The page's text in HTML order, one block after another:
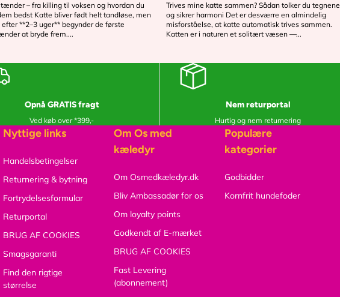
– fra killing til voksen og hvordan du
bedst Katte bliver født helt tandløse, men
**2–3 uger** begynder de første
at bryde frem....
Trives mine katte sammen? Sådan tolker du tegnene
og sikrer harmoni Det er desværre en almindelig
misforståelse, at katte automatisk trives sammen.
Katten er i naturen et solitært væsen —...
Opnå GRATIS fragt
Ved køb over *399,-
Nem returportal
Hurtig og nem returnering
Nyttige links
Handelsbetingelser
Returnering & bytning
Fortrydelsesformular
Returportal
BRUG AF COOKIES
Smagsgaranti
Find den rigtige
størrelse
Om Os med
kæledyr
Om Osmedkæledyr.dk
Bliv Ambassadør for os
Om loyalty points
Godkendt af E-mærket
BRUG AF COOKIES
Fast Levering
(abonnement)
Populære
kategorier
Godbidder
Kornfrit hundefoder